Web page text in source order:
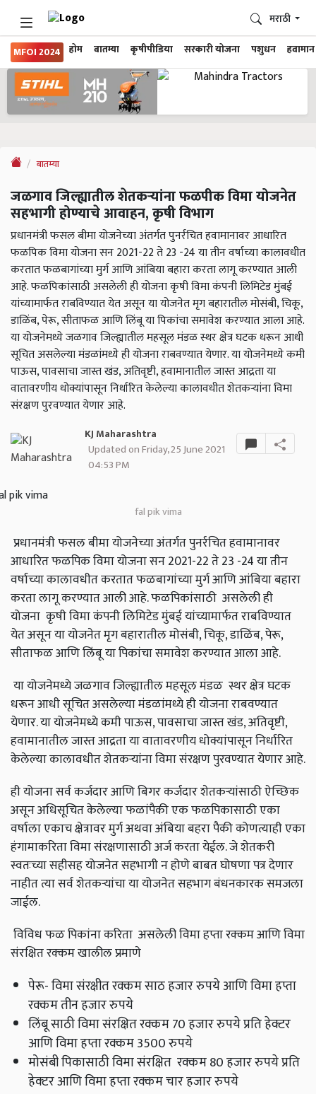
MFOI 2024 होम बातम्या कृषीपीडिया सरकारी योजना पशुधन हवामान
मराठी
बातम्या
जळगाव जिल्ह्यातील शेतकऱ्यांना फळपीक विमा योजनेत
सहभागी होण्याचे आवाहन, कृषी विभाग
प्रधानमंत्री फसल बीमा योजनेच्या अंतर्गत पुनर्रचित हवामानावर आधारित
फळपिक विमा योजना सन 2021-22 ते 23 -24 या तीन वर्षाच्या कालावधीत
करतात फळबागांच्या मुर्ग आणि आंबिया बहारा करता लागू करण्यात आली
आहे. फळपिकांसाठी असलेली ही योजना कृषी विमा कंपनी लिमिटेड मुंबई
यांच्यामार्फत राबविण्यात येत असून या योजनेत मृग बहारातील मोसंबी, चिकू,
डाळिंब, पेरू, सीताफळ आणि लिंबू या पिकांचा समावेश करण्यात आला आहे.
या योजनेमध्ये जळगाव जिल्ह्यातील महसूल मंडळ स्थर क्षेत्र घटक धरून आधी
सूचित असलेल्या मंडळांमध्ये ही योजना राबवण्यात येणार. या योजनेमध्ये कमी
पाऊस, पावसाचा जास्त खंड, अतिवृष्टी, हवामानातील जास्त आद्रता या
वातावरणीय धोक्यांपासून निर्धारित केलेल्या कालावधीत शेतकऱ्यांना विमा
संरक्षण पुरवण्यात येणार आहे.
KJ Maharashtra
Updated on Friday, 25 June 2021
04:53 PM
fal pik vima
प्रधानमंत्री फसल बीमा योजनेच्या अंतर्गत पुनर्रचित हवामानावर
आधारित फळपिक विमा योजना सन 2021-22 ते 23 -24 या तीन
वर्षाच्या कालावधीत करतात फळबागांच्या मुर्ग आणि आंबिया बहारा
करता लागू करण्यात आली आहे. फळपिकांसाठी असलेली ही
योजना कृषी विमा कंपनी लिमिटेड मुंबई यांच्यामार्फत राबविण्यात
येत असून या योजनेत मृग बहारातील मोसंबी, चिकू, डाळिंब, पेरू,
सीताफळ आणि लिंबू या पिकांचा समावेश करण्यात आला आहे.
या योजनेमध्ये जळगाव जिल्ह्यातील महसूल मंडळ स्थर क्षेत्र घटक
धरून आधी सूचित असलेल्या मंडळांमध्ये ही योजना राबवण्यात
येणार. या योजनेमध्ये कमी पाऊस, पावसाचा जास्त खंड, अतिवृष्टी,
हवामानातील जास्त आद्रता या वातावरणीय धोक्यांपासून निर्धारित
केलेल्या कालावधीत शेतकऱ्यांना विमा संरक्षण पुरवण्यात येणार आहे.
ही योजना सर्व कर्जदार आणि बिगर कर्जदार शेतकऱ्यांसाठी ऐच्छिक
असून अधिसूचित केलेल्या फळांपैकी एक फळपिकासाठी एका
वर्षाला एकाच क्षेत्रावर मुर्ग अथवा अंबिया बहरा पैकी कोणत्याही एका
हंगामाकरिता विमा संरक्षणासाठी अर्ज करता येईल. जे शेतकरी
स्वतःच्या सहीसह योजनेत सहभागी न होणे बाबत घोषणा पत्र देणार
नाहीत त्या सर्व शेतकऱ्यांचा या योजनेत सहभाग बंधनकारक समजला
जाईल.
विविध फळ पिकांना करिता असलेली विमा हप्ता रक्कम आणि विमा
संरक्षित रक्कम खालील प्रमाणे
पेरू- विमा संरक्षीत रक्कम साठ हजार रुपये आणि विमा हप्ता
रक्कम तीन हजार रुपये
लिंबू साठी विमा संरक्षित रक्कम 70 हजार रुपये प्रति हेक्टर
आणि विमा हप्ता रक्कम 3500 रुपये
मोसंबी पिकासाठी विमा संरक्षित रक्कम 80 हजार रुपये प्रति
हेक्‍टर आणि विमा हप्ता रक्कम चार हजार रुपये